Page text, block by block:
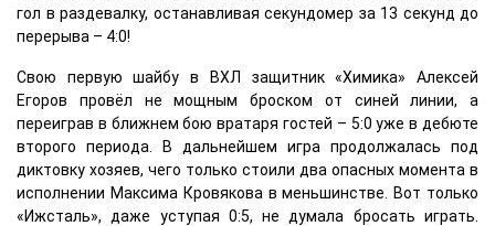
гол в раздевалку, останавливая секундомер за 13 секунд до
перерыва – 4:0!
Свою первую шайбу в ВХЛ защитник «Химика» Алексей
Егоров провёл не мощным броском от синей линии, а
переиграв в ближнем бою вратаря гостей – 5:0 уже в дебюте
второго периода. В дальнейшем игра продолжалась под
диктовку хозяев, чего только стоили два опасных момента в
исполнении Максима Кровякова в меньшинстве. Вот только
«Ижсталь», даже уступая 0:5, не думала бросать играть.